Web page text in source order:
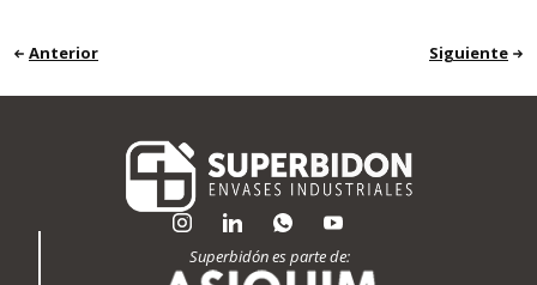
Anterior Siguiente
Superbidón es parte de: